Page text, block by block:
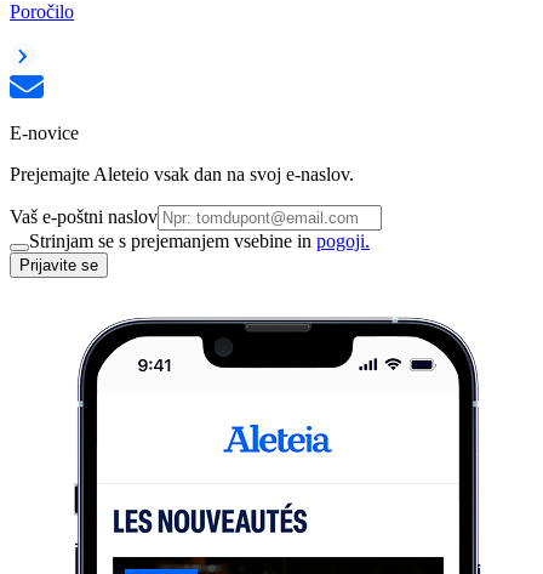
Poročilo
E-novice
Prejemajte Aleteio vsak dan na svoj e-naslov.
Vaš e-poštni naslov
Strinjam se s prejemanjem vsebine in pogoji.
Prijavite se